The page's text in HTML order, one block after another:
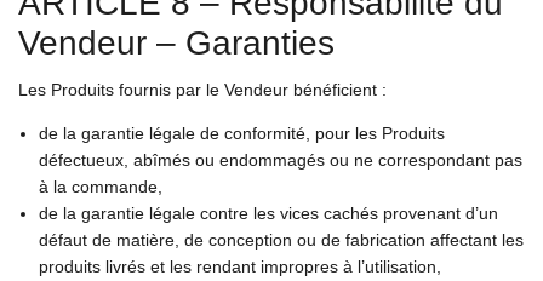
Vendeur – Garanties
Les Produits fournis par le Vendeur bénéficient :
de la garantie légale de conformité, pour les Produits
défectueux, abîmés ou endommagés ou ne correspondant pas
à la commande,
de la garantie légale contre les vices cachés provenant d’un
défaut de matière, de conception ou de fabrication affectant les
produits livrés et les rendant impropres à l’utilisation,